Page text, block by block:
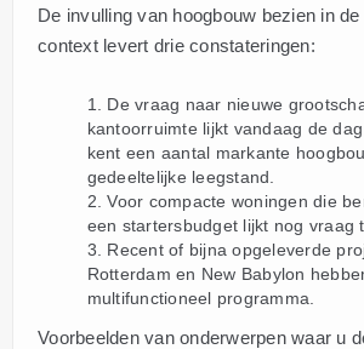
De invulling van hoogbouw bezien in
context levert drie constateringen:
De vraag naar nieuwe
kantoorruimte lijkt vandaag de
kent een aantal markante
gedeeltelijke leegstand.
Voor compacte woningen die
een startersbudget lijkt nog vraag
Recent of bijna opgeleverde
Rotterdam en New Babylon
multifunctioneel programma.
Voorbeelden van onderwerpen waar u